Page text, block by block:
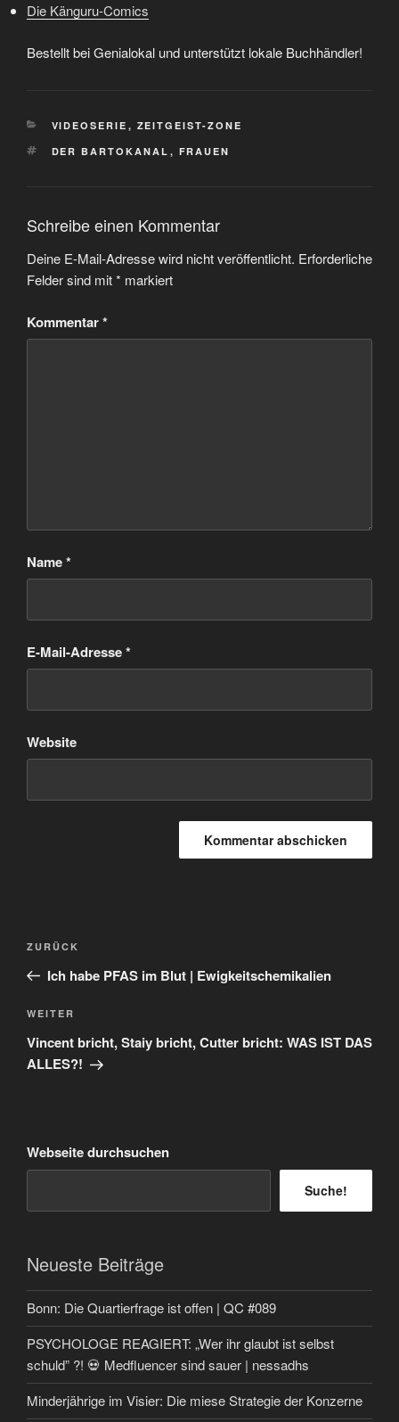
Die Känguru-Comics
Bestellt bei Genialokal und unterstützt lokale Buchhändler!
KATEGORIEN
VIDEOSERIE , ZEITGEIST-ZONE
SCHLAGWÖRTER
DER BARTOKANAL , FRAUEN
Schreibe einen Kommentar
Deine E-Mail-Adresse wird nicht veröffentlicht. Erforderliche
Felder sind mit* markiert
Kommentar*
Name*
E-Mail-Adresse*
Website
Beitragsnavigation
Vorheriger
Beitrag
ZURÜCK
Ich habe PFAS im Blut | Ewigkeitschemikalien
Nächster
Beitrag
WEITER
Vincent bricht, Staiy bricht, Cutter bricht: WAS IST DAS
ALLES?!
Webseite durchsuchen
Suche!
Neueste Beiträge
Bonn: Die Quartierfrage ist offen | QC #089
PSYCHOLOGE REAGIERT: „Wer ihr glaubt ist selbst
schuld” ?! 💀 Medfluencer sind sauer | nessadhs
Minderjährige im Visier: Die miese Strategie der Konzerne